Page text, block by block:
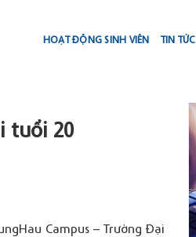
HOẠT ĐỘNG SINH VIÊN TIN TỨC
tuổi 20
Campus – Trường Đại